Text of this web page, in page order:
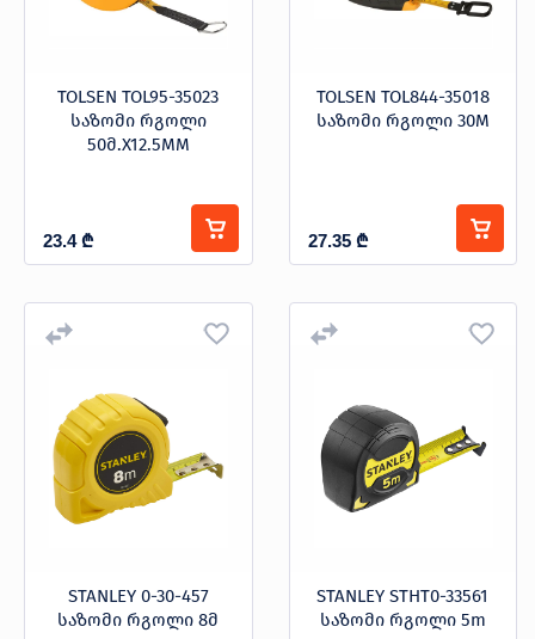
TOLSEN TOL95-35023
საზომი რგოლი
50მ.X12.5MM
23.4 ₾
TOLSEN TOL844-35018
საზომი რგოლი 30M
27.35 ₾
STANLEY 0-30-457
საზომი რგოლი 8მ
STANLEY STHT0-33561
საზომი რგოლი 5m